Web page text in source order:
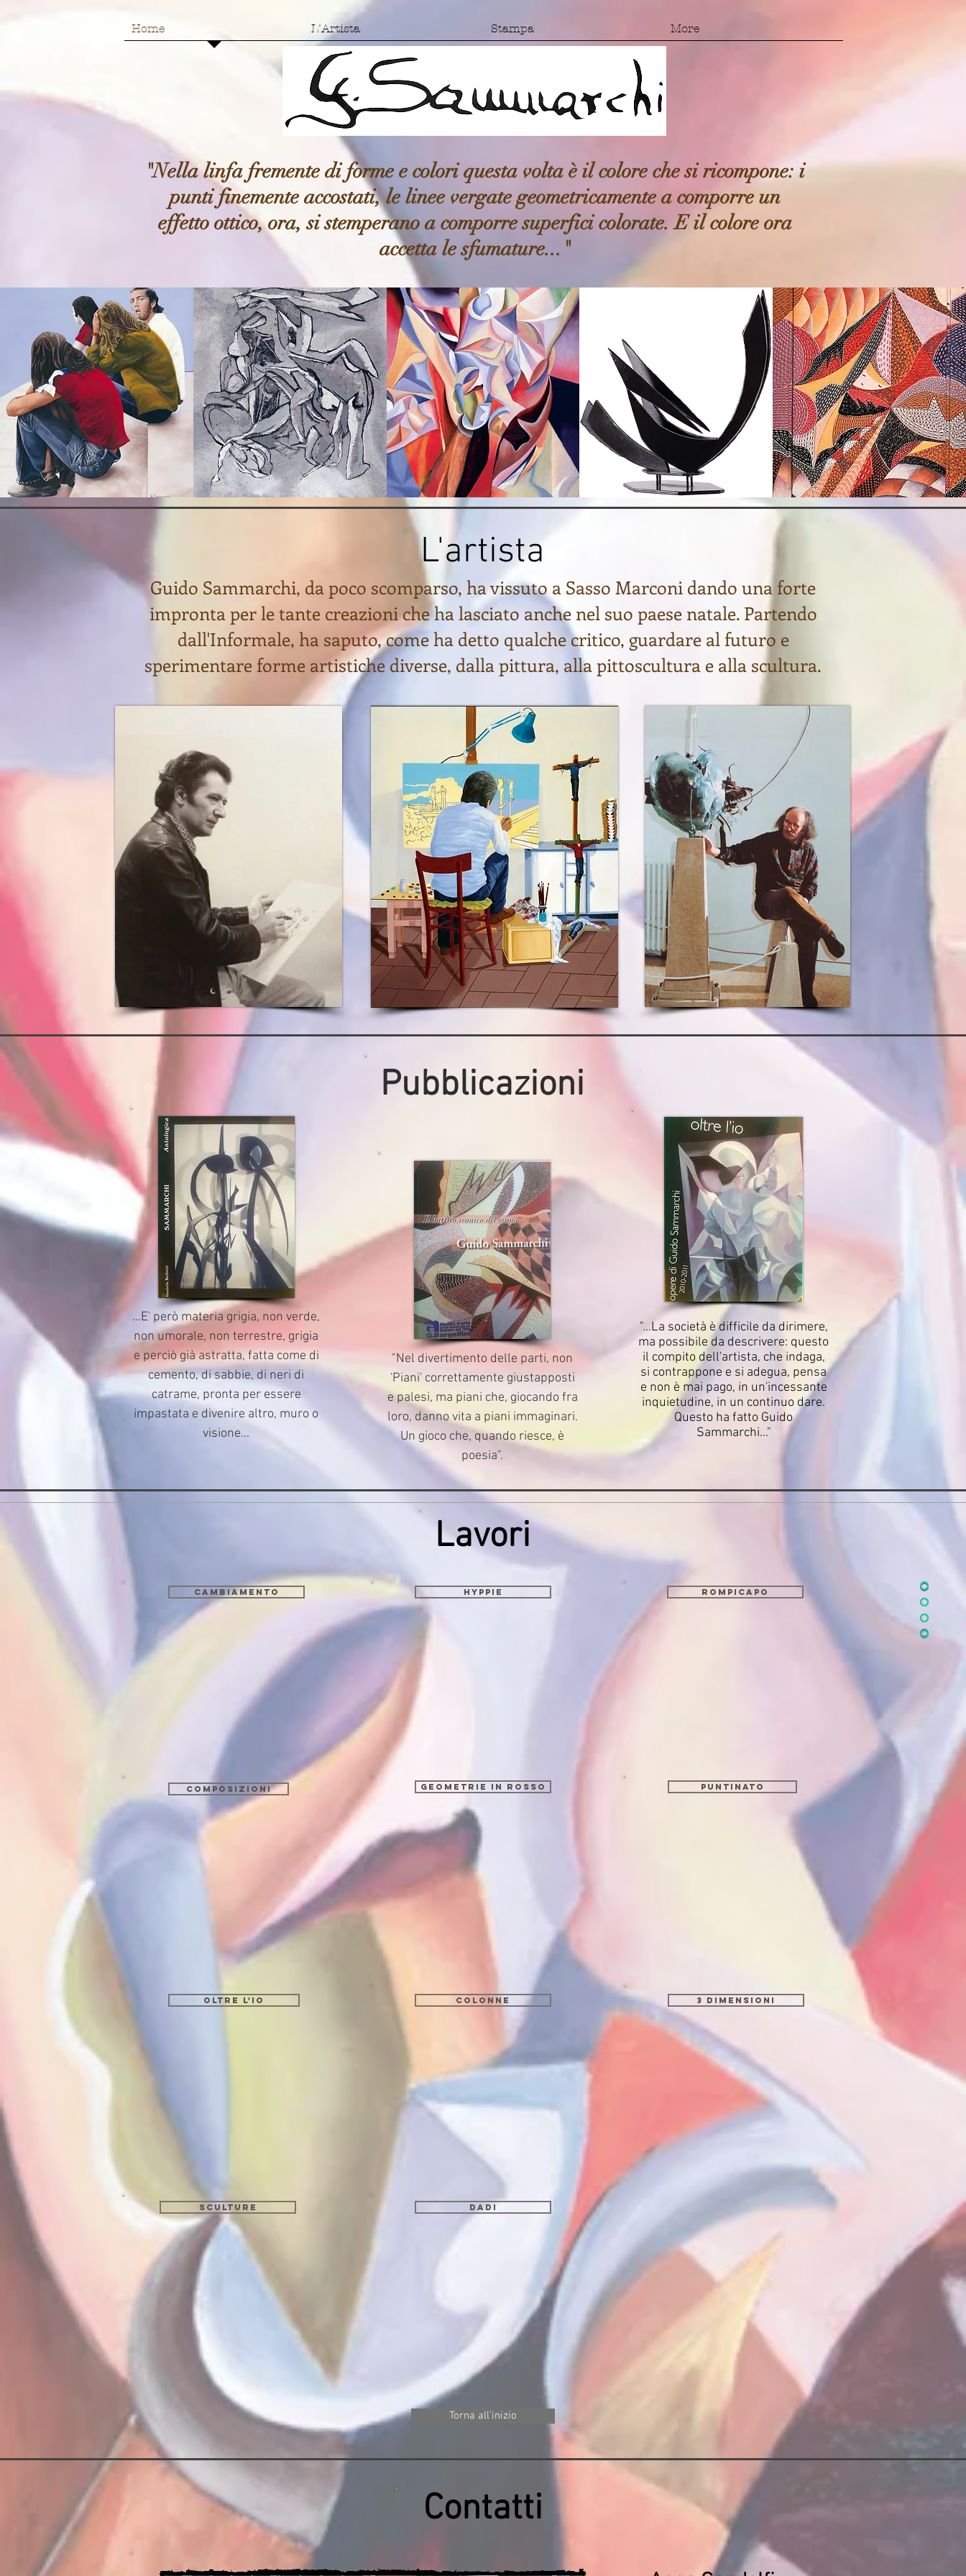
Home L'Artista Stampa More
"Nella linfa fremente di forme e colori questa volta è il colore che si ricompone: i
punti finemente accostati, le linee vergate geometricamente a comporre un
effetto ottico, ora, si stemperano a comporre superfici colorate. E il colore ora
accetta le sfumature..."
L'artista
Guido Sammarchi, da poco scomparso, ha vissuto a Sasso Marconi dando una forte
impronta per le tante creazioni che ha lasciato anche nel suo paese natale. Partendo
dall'Informale, ha saputo, come ha detto qualche critico, guardare al futuro e
sperimentare forme artistiche diverse, dalla pittura, alla pittoscultura e alla scultura.
"Nel divertimento delle parti, non
'Piani' correttamente giustapposti
e palesi, ma piani che, giocando fra
loro, danno vita a piani immaginari.
Un gioco che, quando riesce, è
poesia".
"...La società è difficile da dirimere,
ma possibile da descrivere: questo
il compito dell'artista, che indaga,
si contrappone e si adegua, pensa
e non è mai pago, in un'incessante
inquietudine, in un continuo dare.
Questo ha fatto Guido
Sammarchi..."
...E' però materia grigia, non verde,
non umorale, non terrestre, grigia
e perciò già astratta, fatta come di
cemento, di sabbie, di neri di
catrame, pronta per essere
impastata e divenire altro, muro o
visione...
Pubblicazioni
Lavori
composizioni geometrie in rosso
CAMBIAMENTO HyPPIE Rompicapo
oltre l'io Colonne
Puntinato
3 dimensioni
SCULTURE DADI
Torna all'inizio
Contatti